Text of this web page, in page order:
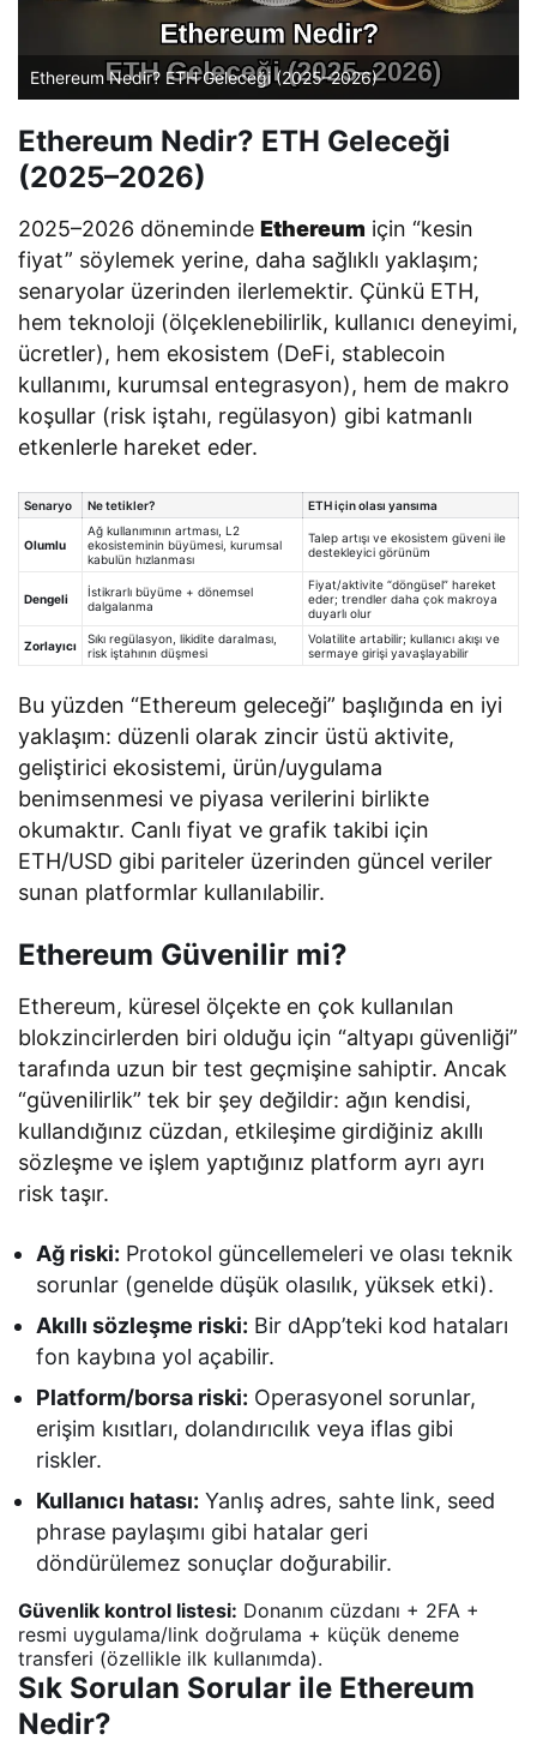
Ethereum Nedir? ETH Geleceği (2025–2026)
Ethereum Nedir? ETH Geleceği
(2025–2026)
2025–2026 dönemindeEthereum için “kesin
fiyat” söylemek yerine, daha sağlıklı yaklaşım;
senaryolar üzerinden ilerlemektir. Çünkü ETH,
hem teknoloji (ölçeklenebilirlik, kullanıcı deneyimi,
ücretler), hem ekosistem (DeFi, stablecoin
kullanımı, kurumsal entegrasyon), hem de makro
koşullar (risk iştahı, regülasyon) gibi katmanlı
etkenlerle hareket eder.
Senaryo Ne tetikler? ETH için olası yansıma
Olumlu
Ağ kullanımının artması, L2
ekosisteminin büyümesi, kurumsal
kabulün hızlanması
Talep artışı ve ekosistem güveni ile
destekleyici görünüm
Dengeli
İstikrarlı büyüme + dönemsel
dalgalanma
Fiyat/aktivite “döngüsel” hareket
eder; trendler daha çok makroya
duyarlı olur
Zorlayıcı
Sıkı regülasyon, likidite daralması,
risk iştahının düşmesi
Volatilite artabilir; kullanıcı akışı ve
sermaye girişi yavaşlayabilir
Bu yüzden “Ethereum geleceği” başlığında en iyi
yaklaşım: düzenli olarak zincir üstü aktivite,
geliştirici ekosistemi, ürün/uygulama
benimsenmesi ve piyasa verilerini birlikte
okumaktır. Canlı fiyat ve grafik takibi için
ETH/USD gibi pariteler üzerinden güncel veriler
sunan platformlar kullanılabilir.
Ethereum Güvenilir mi?
Ethereum, küresel ölçekte en çok kullanılan
blokzincirlerden biri olduğu için “altyapı güvenliği”
tarafında uzun bir test geçmişine sahiptir. Ancak
“güvenilirlik” tek bir şey değildir: ağın kendisi,
kullandığınız cüzdan, etkileşime girdiğiniz akıllı
sözleşme ve işlem yaptığınız platform ayrı ayrı
risk taşır.
Ağ riski: Protokol güncellemeleri ve olası teknik
sorunlar (genelde düşük olasılık, yüksek etki).
Akıllı sözleşme riski: Bir dApp’teki kod hataları
fon kaybına yol açabilir.
Platform/borsa riski: Operasyonel sorunlar,
erişim kısıtları, dolandırıcılık veya iflas gibi
riskler.
Kullanıcı hatası: Yanlış adres, sahte link, seed
phrase paylaşımı gibi hatalar geri
döndürülemez sonuçlar doğurabilir.
Güvenlik kontrol listesi: Donanım cüzdanı + 2FA +
resmi uygulama/link doğrulama + küçük deneme
transferi (özellikle ilk kullanımda).
Sık Sorulan Sorular ile Ethereum
Nedir?